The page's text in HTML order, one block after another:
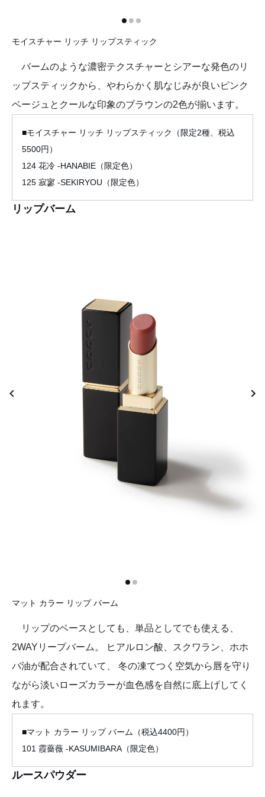
モイスチャー リッチ リップスティック
バームのような濃密テクスチャーとシアーな発色のリ
ップスティックから、やわらかく肌なじみが良いピンク
ベージュとクールな印象のブラウンの2色が揃います。
■モイスチャー リッチ リップスティック（限定2種、税込
5500円）
124 花冷 -HANABIE（限定色）
125 寂寥 -SEKIRYOU（限定色）
リップバーム
マット カラー リップ バーム
リップのベースとしても、単品としてでも使える、
2WAYリープバーム。 ヒアルロン酸、スクワラン、ホホ
バ油が配合されていて、 冬の凍てつく空気から唇を守り
ながら淡いローズカラーが血色感を自然に底上げしてく
れます。
■マット カラー リップ バーム（税込4400円）
101 霞薔薇 -KASUMIBARA（限定色）
ルースパウダー